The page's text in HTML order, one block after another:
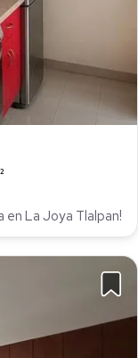
La Joya Tlalpan!